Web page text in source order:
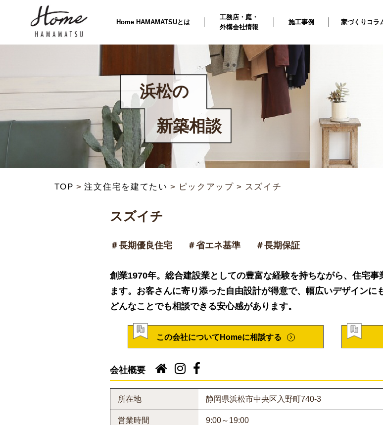
Home HAMAMATSUとは
工務店・庭・
外構会社情報
施工事例 家づくりコラ
浜松の
新築相談
TOP 注文住宅を建てたい ピックアップ スズイチ
スズイチ
＃長期優良住宅 ＃省エネ基準 ＃長期保証
創業1970年。総合建設業としての豊富な経験を持ちながら、住宅
ます。お客さんに寄り添った自由設計が得意で、幅広いデザインに
どんなことでも相談できる安心感があります。
この会社についてHomeに相談する
会社概要
所在地 静岡県浜松市中央区入野町740-3
営業時間 9:00～19:00